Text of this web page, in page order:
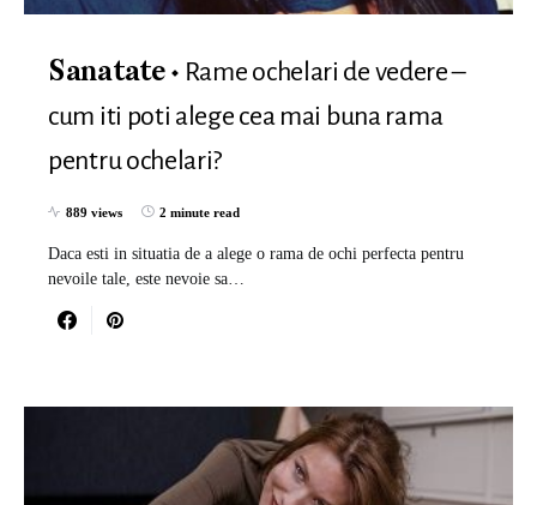
Sanatate
Rame ochelari de vedere –
cum iti poti alege cea mai buna rama
pentru ochelari?
889 views 2 minute read
Daca esti in situatia de a alege o rama de ochi perfecta pentru
nevoile tale, este nevoie sa…